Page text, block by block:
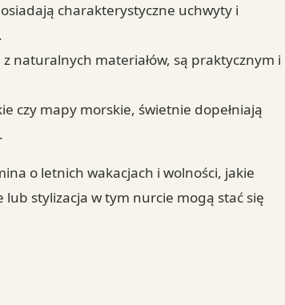
charakterystyczne uchwyty i
naturalnych materiałów, są praktycznym i
czy mapy morskie, świetnie dopełniają
o letnich wakacjach i wolności, jakie
stylizacja w tym nurcie mogą stać się